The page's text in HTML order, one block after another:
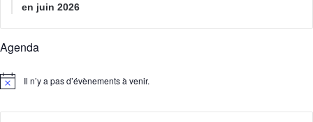
en juin 2026
Agenda
N
Il n’y a pas d’évènements à venir.